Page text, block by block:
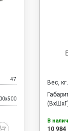
47 Вес, кг
В
10 984